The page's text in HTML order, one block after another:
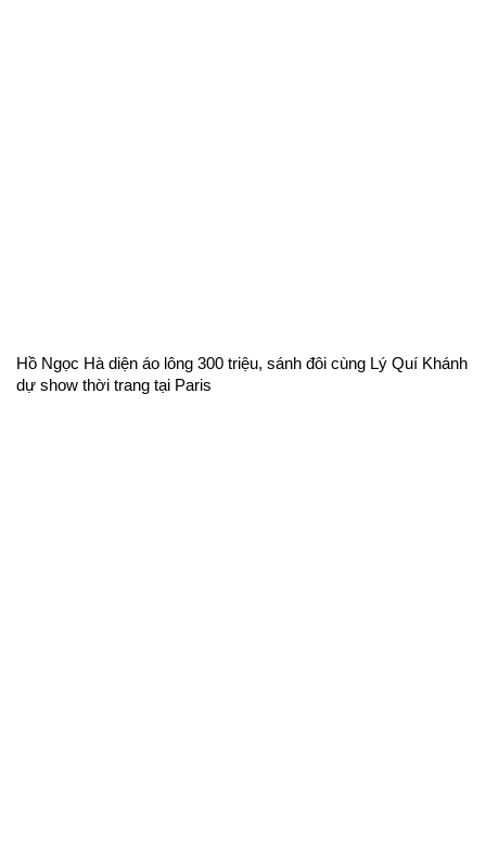
Hồ Ngọc Hà diện áo lông 300 triệu, sánh đôi cùng Lý Quí Khánh
dự show thời trang tại Paris